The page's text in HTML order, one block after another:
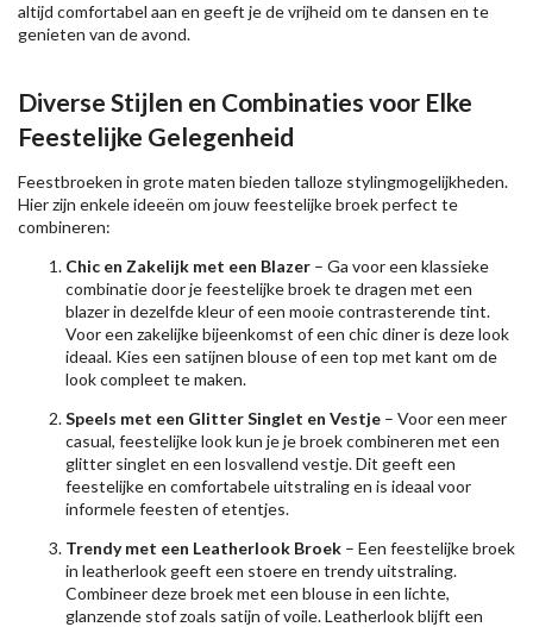
altijd comfortabel aan en geeft je de vrijheid om te dansen en te
genieten van de avond.
Diverse Stijlen en Combinaties voor Elke
Feestelijke Gelegenheid
Feestbroeken in grote maten bieden talloze stylingmogelijkheden.
Hier zijn enkele ideeën om jouw feestelijke broek perfect te
combineren:
Chic en Zakelijk met een Blazer – Ga voor een klassieke
combinatie door je feestelijke broek te dragen met een
blazer in dezelfde kleur of een mooie contrasterende tint.
Voor een zakelijke bijeenkomst of een chic diner is deze look
ideaal. Kies een satijnen blouse of een top met kant om de
look compleet te maken.
Speels met een Glitter Singlet en Vestje – Voor een meer
casual, feestelijke look kun je je broek combineren met een
glitter singlet en een losvallend vestje. Dit geeft een
feestelijke en comfortabele uitstraling en is ideaal voor
informele feesten of etentjes.
Trendy met een Leatherlook Broek – Een feestelijke broek
in leatherlook geeft een stoere en trendy uitstraling.
Combineer deze broek met een blouse in een lichte,
glanzende stof zoals satijn of voile. Leatherlook blijft een